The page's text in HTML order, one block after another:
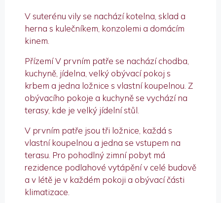
V suterénu vily se nachází kotelna, sklad a
herna s kulečníkem, konzolemi a domácím
kinem.
Přízemí V prvním patře se nachází chodba,
kuchyně, jídelna, velký obývací pokoj s
krbem a jedna ložnice s vlastní koupelnou. Z
obývacího pokoje a kuchyně se vychází na
terasy, kde je velký jídelní stůl.
V prvním patře jsou tři ložnice, každá s
vlastní koupelnou a jedna se vstupem na
terasu. Pro pohodlný zimní pobyt má
rezidence podlahové vytápění v celé budově
a v létě je v každém pokoji a obývací části
klimatizace.